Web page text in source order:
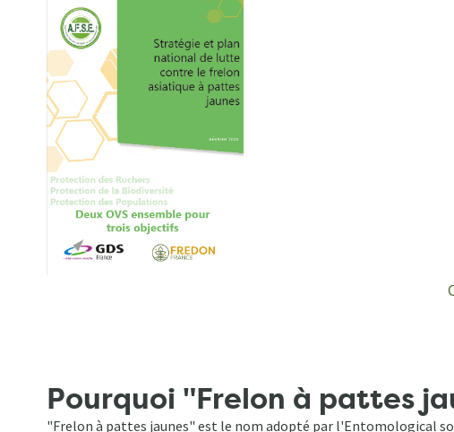
Pourquoi "Frelon à pattes
"Frelon à pattes jaunes" est le nom adopté par l'Entomological